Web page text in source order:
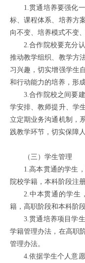
1.贯通培养要强化
标、课程体系、培养方
向不变、培养模式不变
2.合作院校要充分
推动教学组织、教学方
习兴趣，切实增强学生
和行动能力的培养，形
3.合作院校之间要
学安排、教师提升、学
立定期业务沟通机制，
践教学环节，切实保障
（三）学生管理
1.高本贯通的学生
院校学籍，本科阶段注
2.中本贯通的学生
籍，高职阶段和本科阶
3.贯通培养项目学
学籍管理办法，在高职
管理办法。
4.依据学生个人意